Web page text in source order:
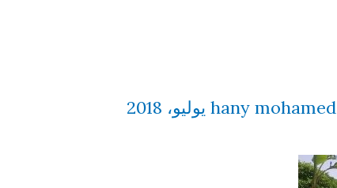
hany mohamed